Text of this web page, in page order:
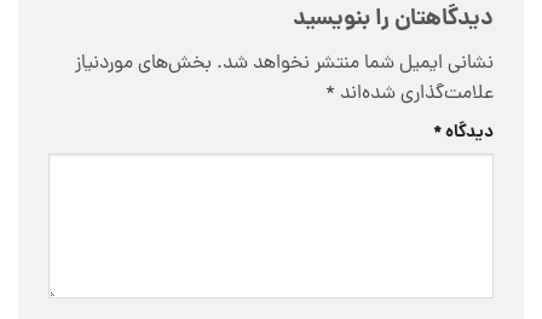
دیدگاهتان را بنویسید
نشانی ایمیل شما منتشر نخواهد شد. بخش‌های موردنیاز
علامت‌گذاری شده‌اند *
دیدگاه*